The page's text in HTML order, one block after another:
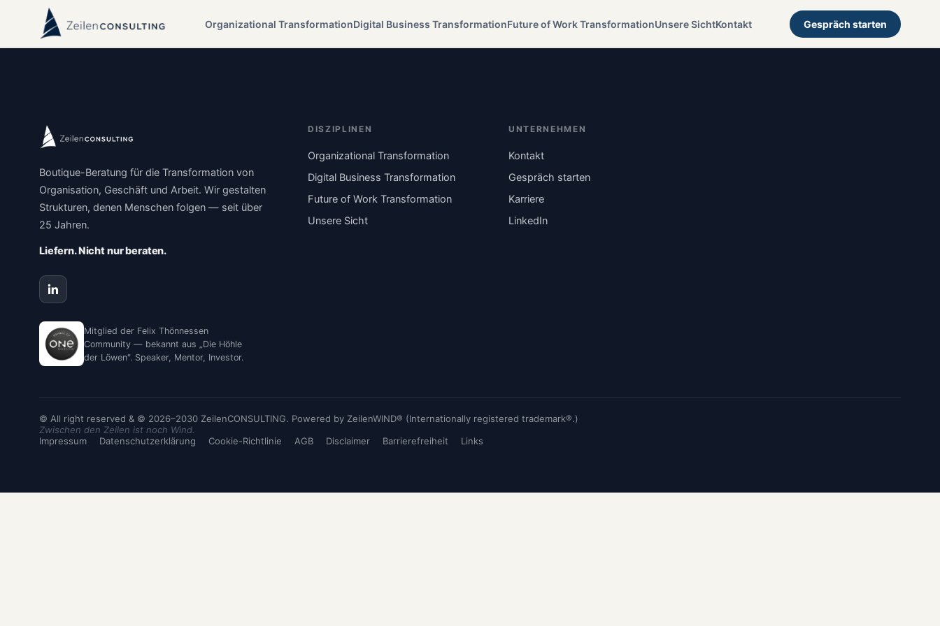
Organizational TransformationDigital Business TransformationFuture of Work TransformationUnsere SichtKontakt Gespräch starten
Boutique-Beratung für die Transformation von
Organisation, Geschäft und Arbeit. Wir gestalten
Strukturen, denen Menschen folgen — seit über
25 Jahren.
Liefern. Nicht nur beraten.
Mitglied der Felix Thönnessen
Community — bekannt aus „Die Höhle
der Löwen". Speaker, Mentor, Investor.
DISZIPLINEN
Organizational Transformation
Digital Business Transformation
Future of Work Transformation
Unsere Sicht
UNTERNEHMEN
Kontakt
Gespräch starten
Karriere
LinkedIn
© All right reserved & © 2026–2030 ZeilenCONSULTING. Powered by ZeilenWIND® (Internationally registered trademark®.)
Zwischen den Zeilen ist noch Wind.
Impressum
Datenschutzerklärung Cookie-Richtlinie AGB Disclaimer Barrierefreiheit Links